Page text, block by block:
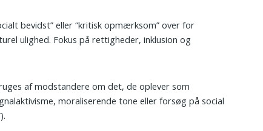
bevidst” eller “kritisk opmærksom” over for
ulighed. Fokus på rettigheder, inklusion og
af modstandere om det, de oplever som
moraliserende tone eller forsøg på social